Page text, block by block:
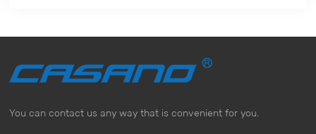
You can contact us any way that is convenient for you.